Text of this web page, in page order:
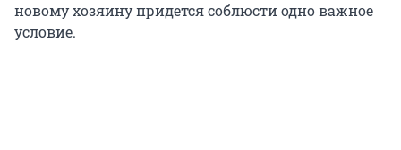
новому хозяину придется соблюсти одно важное
условие.